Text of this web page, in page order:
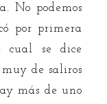
No podemos
por primera
se dice
de saliros
más de uno